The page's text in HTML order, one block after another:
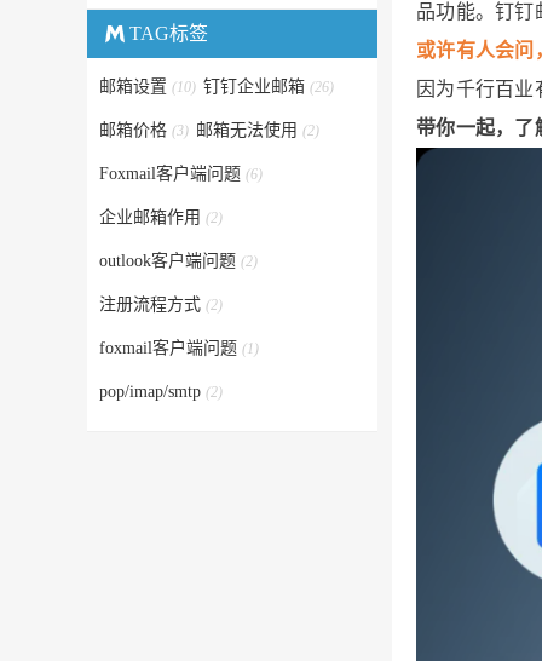
品功能。钉钉
或许有人会问
因为千行百业
带你一起，了
TAG标签
邮箱设置 (10) 钉钉企业邮箱 (26)
邮箱价格 (3) 邮箱无法使用 (2)
Foxmail客户端问题 (6)
企业邮箱作用 (2)
outlook客户端问题 (2)
注册流程方式 (2)
foxmail客户端问题 (1)
pop/imap/smtp (2)